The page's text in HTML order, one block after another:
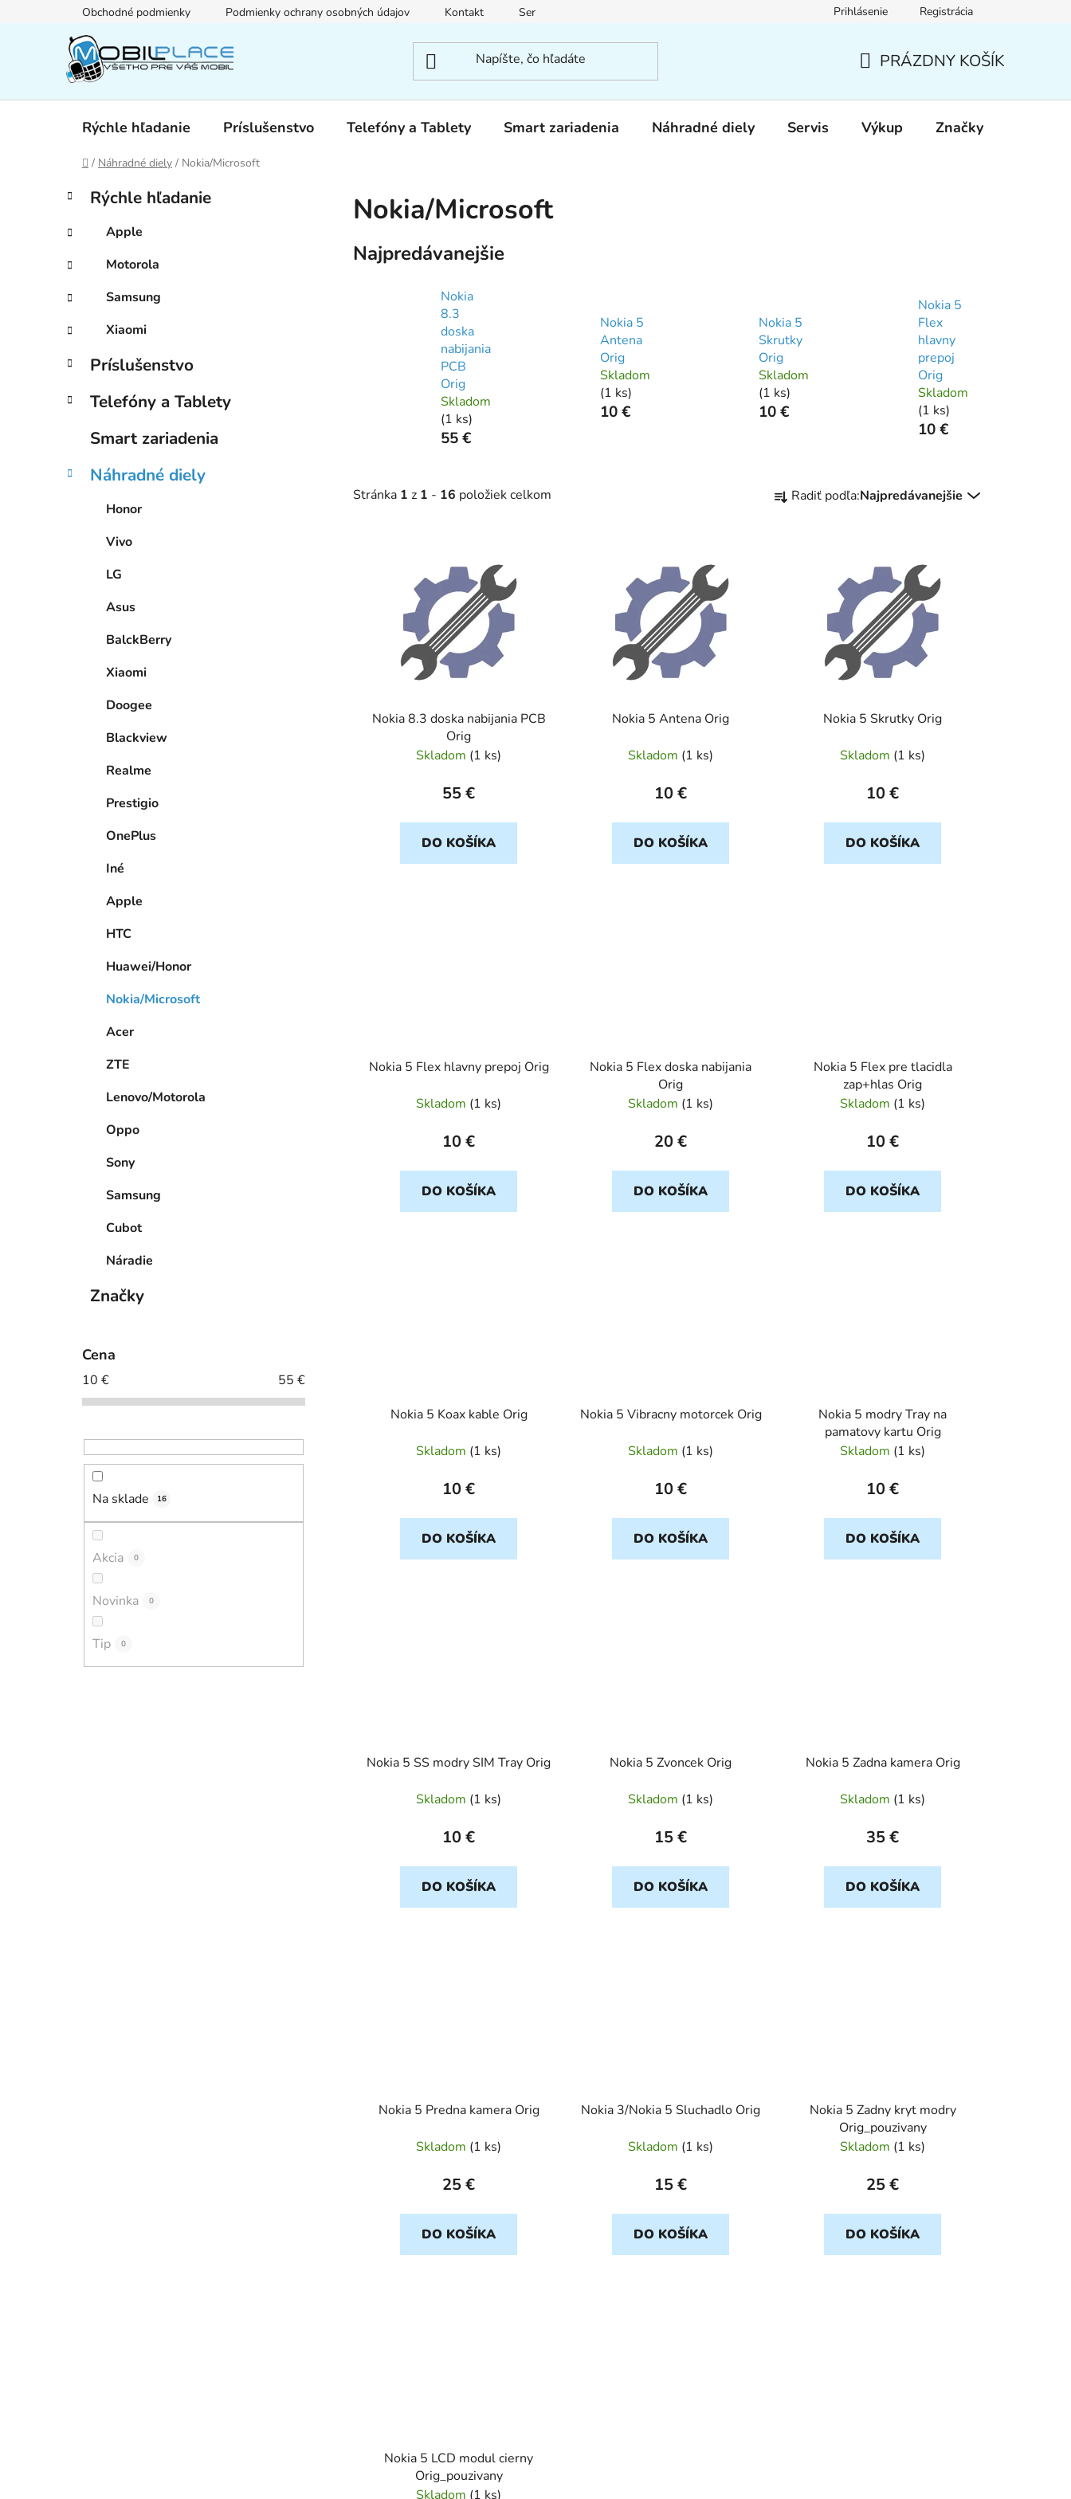
Obchodné podmienky Podmienky ochrany osobných údajov Kontakt Servis Prihlásenie Registrácia
KOŠÍK
PRÁZDNY KOŠÍK
Rýchle hľadanie Príslušenstvo Telefóny a Tablety Smart zariadenia Náhradné diely Servis Výkup Značky
Domov
/ Náhradné diely / Nokia/Microsoft
B
č
ý
p
n
e
l
Preskočiť
kategórie
K
a
e
g
ó
r
e
Rýchle hľadanie
Apple
Motorola
Samsung
Xiaomi
Príslušenstvo
Telefóny a Tablety
Smart zariadenia
Náhradné diely
Honor
Vivo
LG
Asus
BalckBerry
Xiaomi
Doogee
Blackview
Realme
Prestigio
OnePlus
Iné
Apple
HTC
Huawei/Honor
Nokia/Microsoft
Acer
ZTE
Lenovo/Motorola
Oppo
Sony
Samsung
Cubot
Náradie
Značky
Cena
10 € 55 €
Na sklade 16
Akcia 0
Novinka 0
Tip 0
Nokia/Microsoft
Najpredávanejšie
Nokia
8.3
doska
nabijania
PCB
Orig
Skladom
(1 ks)
55 €
Nokia 5
Antena
Orig
Skladom
(1 ks)
10 €
Nokia 5
Skrutky
Orig
Skladom
(1 ks)
10 €
Nokia 5
Flex
hlavny
prepoj
Orig
Skladom
(1 ks)
10 €
Stránka 1 z 1 - 16 položiek celkom
a Radiť podľa:Najpredávanejšie
Nokia 8.3 doska nabijania PCB
Orig
Skladom (1 ks)
55 €
DO KOŠÍKA
Nokia 5 Antena Orig
Skladom (1 ks)
10 €
DO KOŠÍKA
Nokia 5 Skrutky Orig
Skladom (1 ks)
10 €
DO KOŠÍKA
Nokia 5 Flex hlavny prepoj Orig
Skladom (1 ks)
10 €
DO KOŠÍKA
Nokia 5 Flex doska nabijania
Orig
Skladom (1 ks)
20 €
DO KOŠÍKA
Nokia 5 Flex pre tlacidla
zap+hlas Orig
Skladom (1 ks)
10 €
DO KOŠÍKA
Nokia 5 Koax kable Orig
Skladom (1 ks)
10 €
DO KOŠÍKA
Nokia 5 Vibracny motorcek Orig
Skladom (1 ks)
10 €
DO KOŠÍKA
Nokia 5 modry Tray na
pamatovy kartu Orig
Skladom (1 ks)
10 €
DO KOŠÍKA
Nokia 5 SS modry SIM Tray Orig
Skladom (1 ks)
10 €
DO KOŠÍKA
Nokia 5 Zvoncek Orig
Skladom (1 ks)
15 €
DO KOŠÍKA
Nokia 5 Zadna kamera Orig
Skladom (1 ks)
35 €
DO KOŠÍKA
Nokia 5 Predna kamera Orig
Skladom (1 ks)
25 €
DO KOŠÍKA
Nokia 3/Nokia 5 Sluchadlo Orig
Skladom (1 ks)
15 €
DO KOŠÍKA
Nokia 5 Zadny kryt modry
Orig_pouzivany
Skladom (1 ks)
25 €
DO KOŠÍKA
Nokia 5 LCD modul cierny
Orig_pouzivany
Skladom (1 ks)